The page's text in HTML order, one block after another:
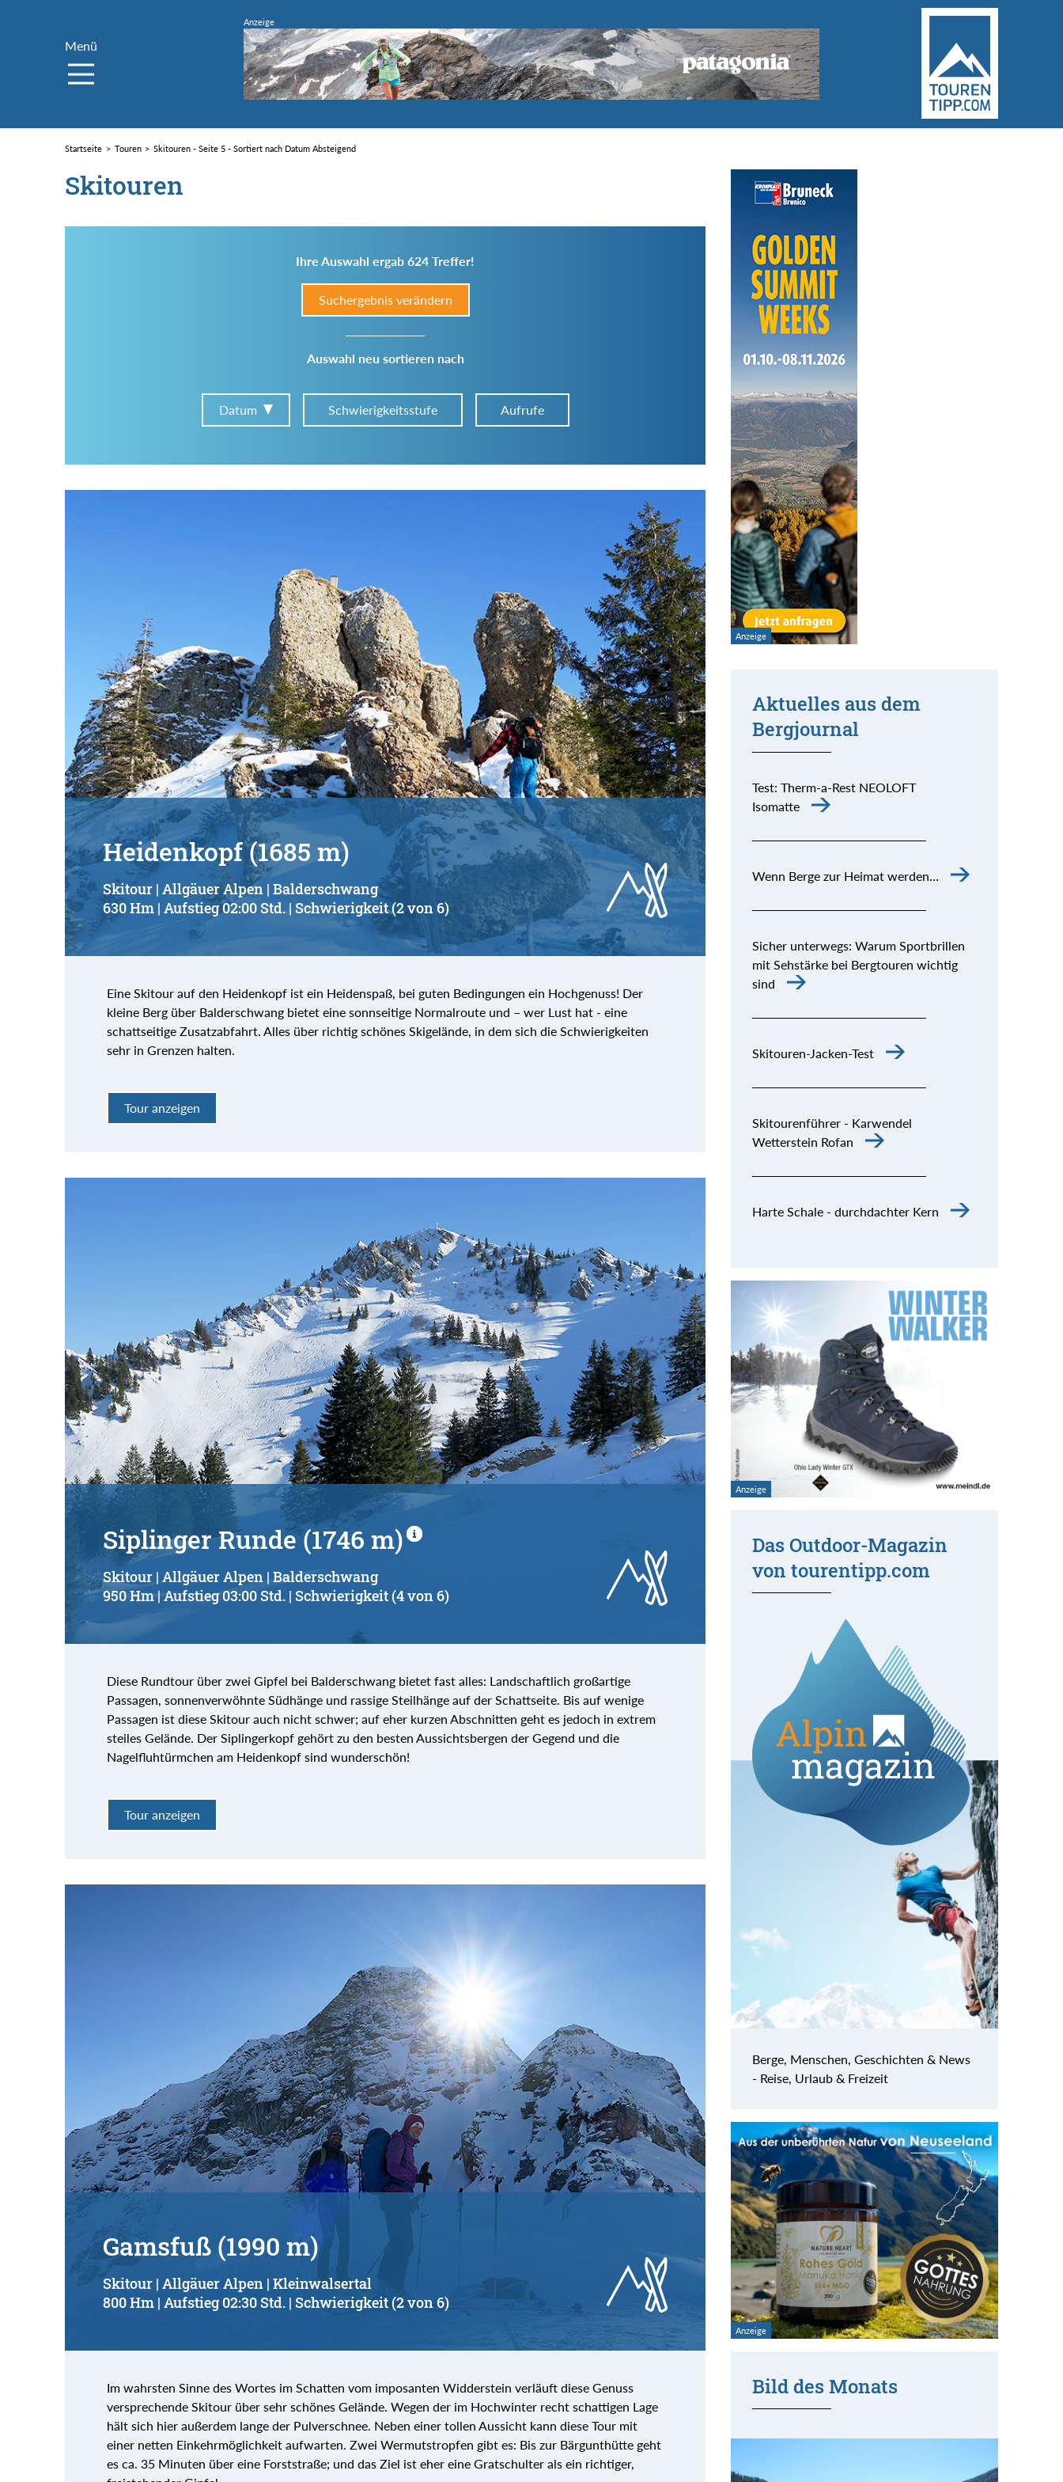
Menü
Startseite Touren Skitouren - Seite 5 - Sortiert nach Datum Absteigend
Skitouren
Ihre Auswahl ergab 624 Treffer!
Suchergebnis verändern
Auswahl neu sortieren nach
Datum Schwierigkeitsstufe Aufrufe
Gebirge:
Schwierigkeitsgrad:
von
bis
Kondition (Tourdauer):
von
bis
Suchbegriff:
Heidenkopf (1685 m)
Skitour | Allgäuer Alpen | Balderschwang
630 Hm | Aufstieg 02:00 Std. | Schwierigkeit (2 von 6)
Eine Skitour auf den Heidenkopf ist ein Heidenspaß, bei guten Bedingungen ein Hochgenuss! Der
kleine Berg über Balderschwang bietet eine sonnseitige Normalroute und – wer Lust hat - eine
schattseitige Zusatzabfahrt. Alles über richtig schönes Skigelände, in dem sich die Schwierigkeiten
sehr in Grenzen halten.
Tour anzeigen
Siplinger Runde (1746 m)
Skitour | Allgäuer Alpen | Balderschwang
950 Hm | Aufstieg 03:00 Std. | Schwierigkeit (4 von 6)
Diese Rundtour über zwei Gipfel bei Balderschwang bietet fast alles: Landschaftlich großartige
Passagen, sonnenverwöhnte Südhänge und rassige Steilhänge auf der Schattseite. Bis auf wenige
Passagen ist diese Skitour auch nicht schwer; auf eher kurzen Abschnitten geht es jedoch in extrem
steiles Gelände. Der Siplingerkopf gehört zu den besten Aussichtsbergen der Gegend und die
Nagelfluhtürmchen am Heidenkopf sind wunderschön!
Tour anzeigen
Gamsfuß (1990 m)
Skitour | Allgäuer Alpen | Kleinwalsertal
800 Hm | Aufstieg 02:30 Std. | Schwierigkeit (2 von 6)
Im wahrsten Sinne des Wortes im Schatten vom imposanten Widderstein verläuft diese Genuss
versprechende Skitour über sehr schönes Gelände. Wegen der im Hochwinter recht schattigen Lage
hält sich hier außerdem lange der Pulverschnee. Neben einer tollen Aussicht kann diese Tour mit
einer netten Einkehrmöglichkeit aufwarten. Zwei Wermutstropfen gibt es: Bis zur Bärgunthütte geht
es ca. 35 Minuten über eine Forststraße; und das Ziel ist eher eine Gratschulter als ein richtiger,
Aktuelles aus dem
Bergjournal
Test: Therm-a-Rest NEOLOFT
Isomatte
Wenn Berge zur Heimat werden…
Sicher unterwegs: Warum Sportbrillen
mit Sehstärke bei Bergtouren wichtig
sind
Skitouren-Jacken-Test
Skitourenführer - Karwendel
Wetterstein Rofan
Harte Schale - durchdachter Kern
Das Outdoor-Magazin
von tourentipp.com
Berge, Menschen, Geschichten & News
- Reise, Urlaub & Freizeit
Bild des Monats